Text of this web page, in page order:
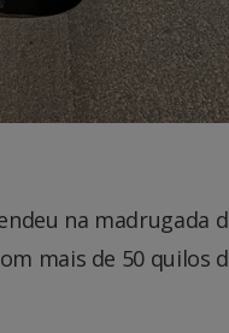
na madrugada
mais de 50 quilos